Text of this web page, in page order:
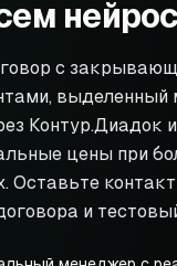
с
выделенный
Контур.Диадок
цены при
Оставьте
и